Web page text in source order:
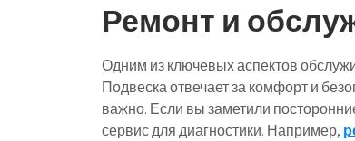
Ремонт и
Одним из ключевых аспектов
Подвеска отвечает за комфорт и
важно. Если вы заметили
сервис для диагностики. Например,